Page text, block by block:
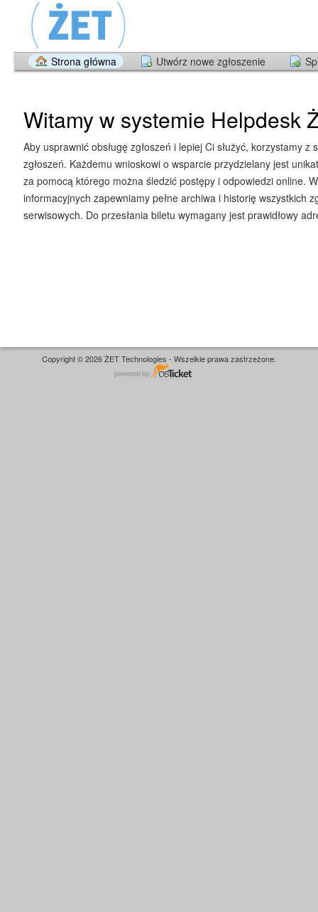
Strona główna Utwórz nowe zgłoszenie
Witamy w systemie Helpdesk
Aby usprawnić obsługę zgłoszeń i lepiej Ci służyć, korzystamy z
zgłoszeń. Każdemu wnioskowi o wsparcie przydzielany jest
za pomocą którego można śledzić postępy i odpowiedzi online.
informacyjnych zapewniamy pełne archiwa i historię wszystkich
serwisowych. Do przesłania biletu wymagany jest prawidłowy
Copyright © 2026 ŻET Technologies - Wszelkie prawa zastrzeżone.